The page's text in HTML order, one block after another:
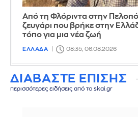
Από τη Φλόριντα στην
ζευγάρι που βρήκε στην
τόπο για μια νέα ζωή
ΕΛΛΑΔΑ 08:35, 06.08.2026
ΔΙΑΒΑΣΤΕ ΕΠΙΣΗΣ
περισσότερες ειδήσεις από το skai.gr